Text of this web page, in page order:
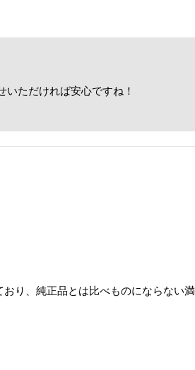
ただければ安心ですね！
り、純正品とは比べものにならない